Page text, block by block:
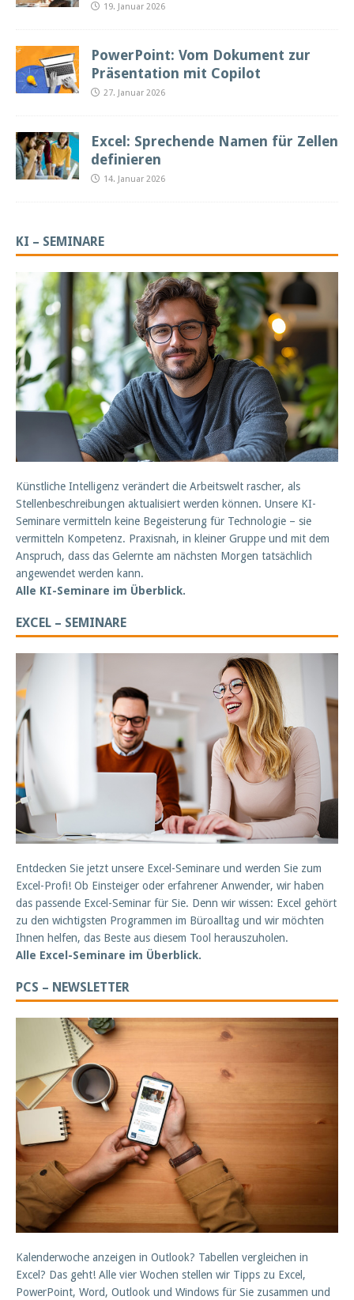
19. Januar 2026
PowerPoint: Vom Dokument zur
Präsentation mit Copilot
27. Januar 2026
Excel: Sprechende Namen für Zellen
definieren
14. Januar 2026
KI – SEMINARE
Künstliche Intelligenz verändert die Arbeitswelt rascher, als
Stellenbeschreibungen aktualisiert werden können. Unsere KI-
Seminare vermitteln keine Begeisterung für Technologie – sie
vermitteln Kompetenz. Praxisnah, in kleiner Gruppe und mit dem
Anspruch, dass das Gelernte am nächsten Morgen tatsächlich
angewendet werden kann.
Alle KI-Seminare im Überblick.
EXCEL – SEMINARE
Entdecken Sie jetzt unsere Excel-Seminare und werden Sie zum
Excel-Profi! Ob Einsteiger oder erfahrener Anwender, wir haben
das passende Excel-Seminar für Sie. Denn wir wissen: Excel gehört
zu den wichtigsten Programmen im Büroalltag und wir möchten
Ihnen helfen, das Beste aus diesem Tool herauszuholen.
Alle Excel-Seminare im Überblick.
PCS – NEWSLETTER
Kalenderwoche anzeigen in Outlook? Tabellen vergleichen in
Excel? Das geht! Alle vier Wochen stellen wir Tipps zu Excel,
PowerPoint, Word, Outlook und Windows für Sie zusammen und